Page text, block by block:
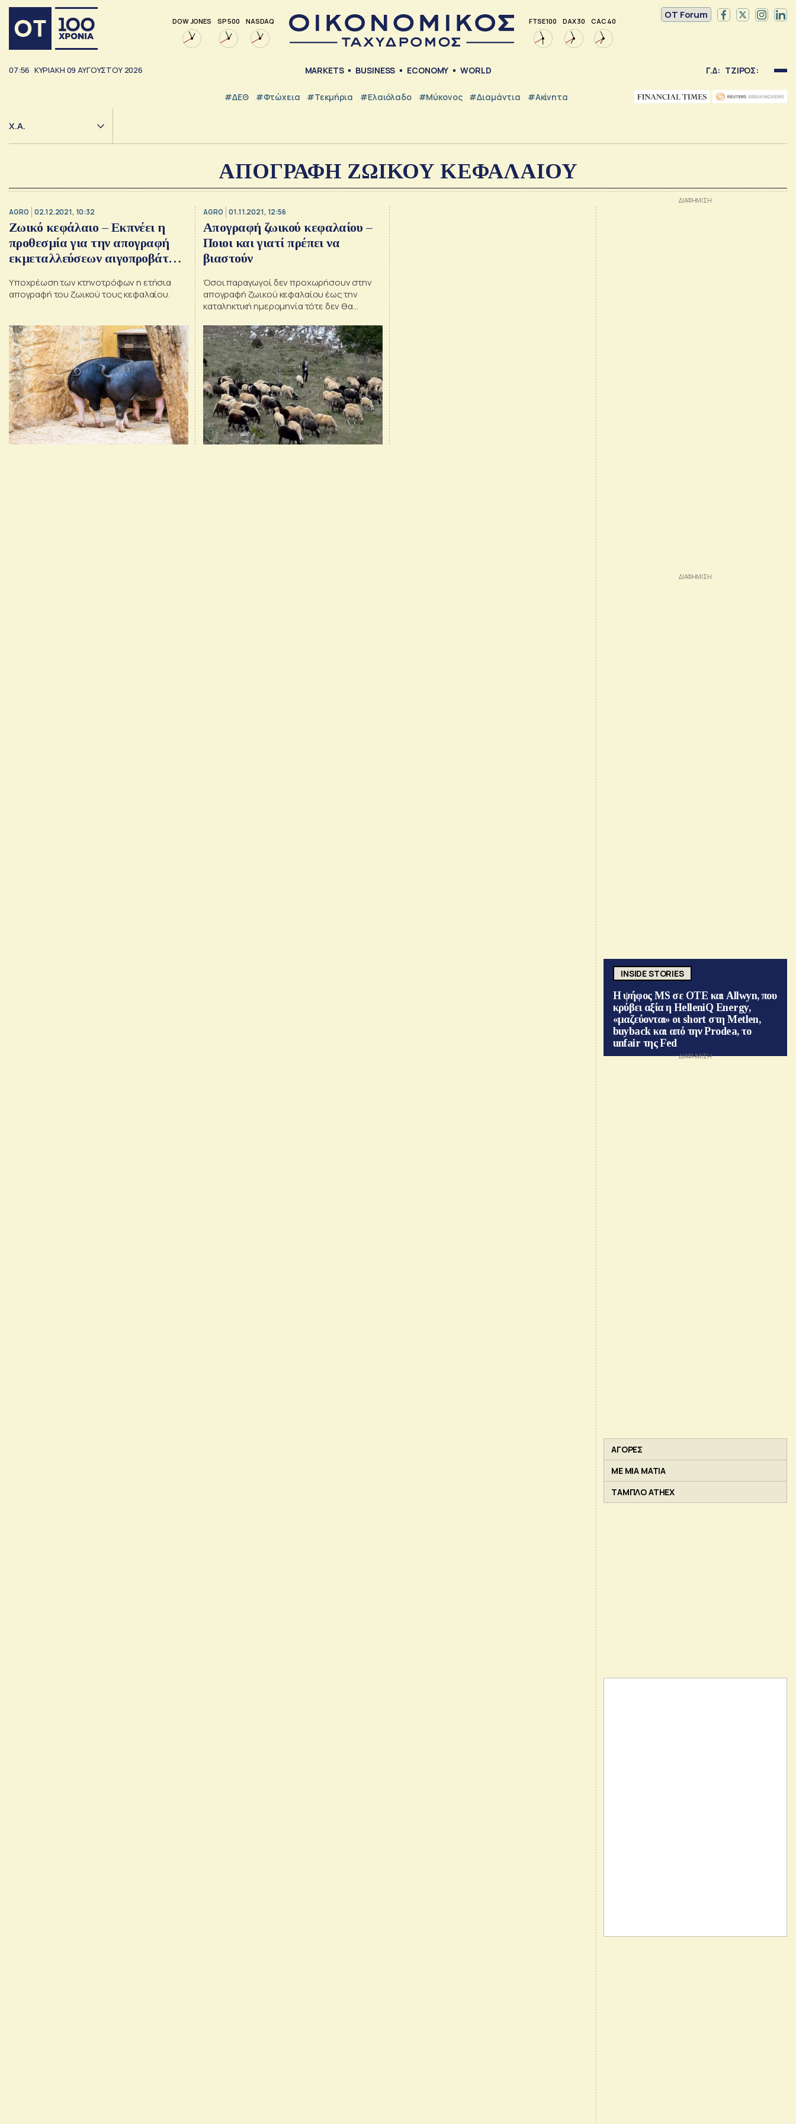
DOW JONES SP 500 NASDAQ FTSE 100 DAX 30 CAC 40
OT Forum
07:56 ΚΥΡΙΑΚΗ 09 ΑΥΓΟΥΣΤΟΥ 2026 MARKETS BUSINESS ECONOMY WORLD Γ.Δ: ΤΖΙΡΟΣ:
#ΔΕΘ #Φτώχεια #Τεκμήρια #Ελαιόλαδο #Μύκονος #Διαμάντια #Ακίνητα
Χ.Α.
ΑΠΟΓΡΑΦΗ ΖΩΙΚΟΥ ΚΕΦΑΛΑΙΟΥ
AGRO 02.12.2021, 10:32
Ζωικό κεφάλαιο – Εκπνέει η
προθεσμία για την απογραφή
εκμεταλλεύσεων αιγοπροβάτων
Υποχρέωση των κτηνοτρόφων η ετήσια
απογραφή του ζωικού τους κεφαλαίου.
AGRO 01.11.2021, 12:56
Απογραφή ζωικού κεφαλαίου –
Ποιοι και γιατί πρέπει να
βιαστούν
Όσοι παραγωγοί δεν προχωρήσουν στην
απογραφή ζωικού κεφαλαίου έως την
καταληκτική ημερομηνία τότε δεν θα
προκαταβολής.
INSIDE STORIES
Η ψήφος MS σε ΟΤΕ και Allwyn, που
κρύβει αξία η HelleniQ Energy,
«μαζεύονται» οι short στη Metlen,
buyback και από την Prodea, το
unfair της Fed
ΑΓΟΡΕΣ
ΜΕ ΜΙΑ ΜΑΤΙΑ
ΤΑΜΠΛΟ ATHEX